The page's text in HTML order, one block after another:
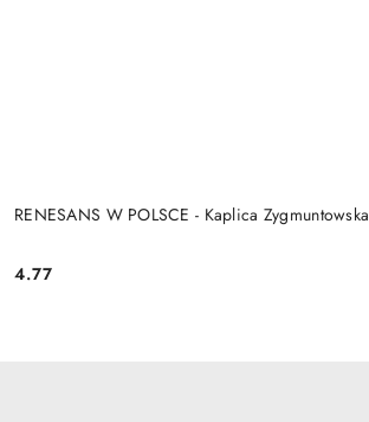
RENESANS W POLSCE - Kaplica Zygmuntowska
Cena:
4.77